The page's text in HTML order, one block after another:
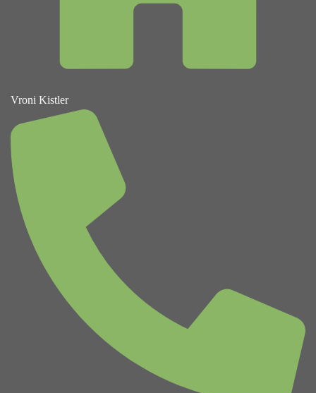
Vroni Kistler